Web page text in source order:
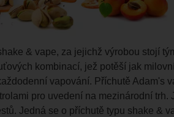
& vape, za jejichž výrobou stojí
kombinací, jež potěší jak
vapování. Příchutě Adam's
pro uvedení na mezinárodní trh.
Jedná se o příchutě typu shake &